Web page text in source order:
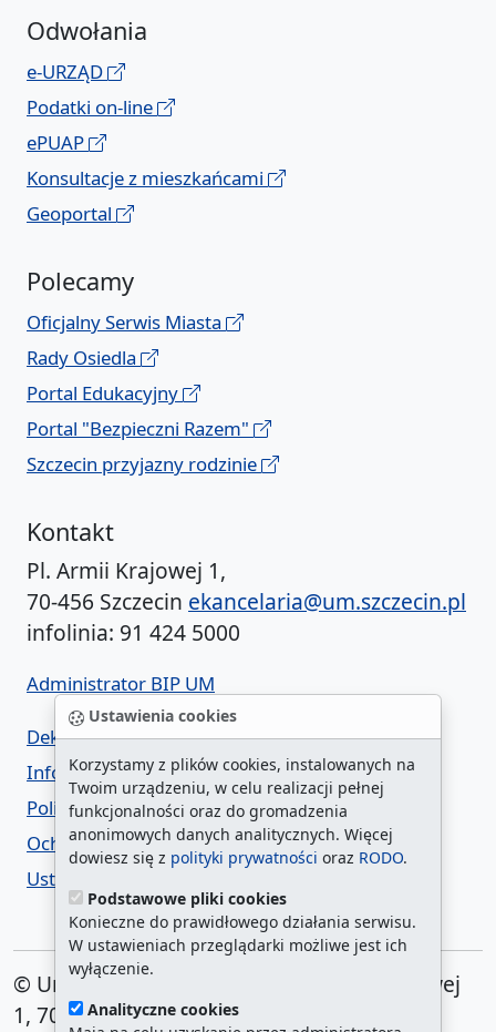
Ustawienia cookies
Korzystamy z plików cookies, instalowanych na
Twoim urządzeniu, w celu realizacji pełnej
funkcjonalności oraz do gromadzenia
anonimowych danych analitycznych. Więcej
dowiesz się z polityki prywatności oraz RODO.
Podstawowe pliki cookies
Konieczne do prawidłowego działania serwisu.
W ustawieniach przeglądarki możliwe jest ich
wyłączenie.
Analityczne cookies
Odwołania
e-URZĄD
Podatki on-line
ePUAP
Konsultacje z mieszkańcami
Geoportal
Polecamy
Oficjalny Serwis Miasta
Rady Osiedla
Portal Edukacyjny
Portal "Bezpieczni Razem"
Szczecin przyjazny rodzinie
Kontakt
Pl. Armii Krajowej 1,
70-456 Szczecin ekancelaria@um.szczecin.pl
infolinia: 91 424 5000
Administrator BIP UM
Deklaracja dostępności
Informacja o urzędzie w ETR
Polityka prywatności
Ochrona danych osobowych
Ustawienia cookies
© Urząd Miasta Szczecin. Plac Armii Krajowej
1, 70-456 Szczecin